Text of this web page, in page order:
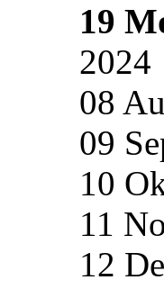
19
2024
08
09
10
11
12